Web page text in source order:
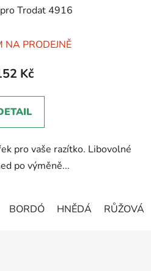
Trodat 4916
hodnocení
produktu
5,0
z
hvězdiček.
NA PRODEJNĚ
Kč
pro vaše razítko. Libovolné
po výměně...
BORDÓ HNĚDÁ RŮŽOVÁ